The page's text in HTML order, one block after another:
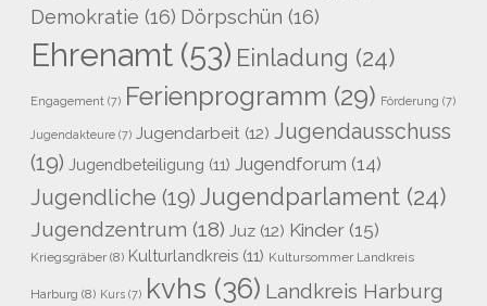
Demokratie (16) Dörpschün (16)
Ehrenamt (53) Einladung (24)
Engagement (7) Ferienprogramm (29) Förderung (7)
Jugendakteure (7) Jugendarbeit (12) Jugendausschuss
(19) Jugendbeteiligung (11) Jugendforum (14)
Jugendliche (19) Jugendparlament (24)
Jugendzentrum (18) Juz (12) Kinder (15)
Kriegsgräber (8) Kulturlandkreis (11) Kultursommer Landkreis
Harburg (8) Kurs (7) kvhs (36) Landkreis Harburg